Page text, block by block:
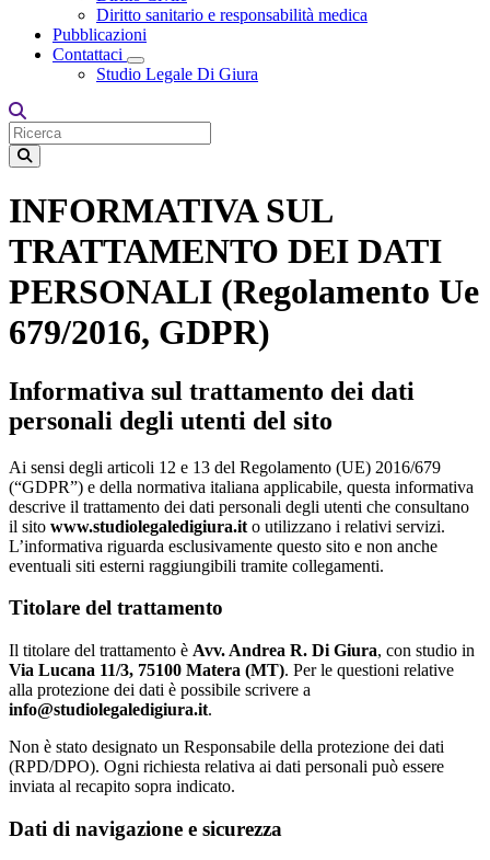
Diritto sanitario e responsabilità medica
Pubblicazioni
Contattaci
Toggle Dropdown
Studio Legale Di Giura
INFORMATIVA SUL
TRATTAMENTO DEI DATI
PERSONALI (Regolamento Ue
679/2016, GDPR)
Informativa sul trattamento dei dati
personali degli utenti del sito
Ai sensi degli articoli 12 e 13 del Regolamento (UE) 2016/679
(“GDPR”) e della normativa italiana applicabile, questa informativa
descrive il trattamento dei dati personali degli utenti che consultano
il sito www.studiolegaledigiura.it o utilizzano i relativi servizi.
L’informativa riguarda esclusivamente questo sito e non anche
eventuali siti esterni raggiungibili tramite collegamenti.
Titolare del trattamento
Il titolare del trattamento è Avv. Andrea R. Di Giura, con studio in
Via Lucana 11/3, 75100 Matera (MT). Per le questioni relative
alla protezione dei dati è possibile scrivere a
info@studiolegaledigiura.it.
Non è stato designato un Responsabile della protezione dei dati
(RPD/DPO). Ogni richiesta relativa ai dati personali può essere
inviata al recapito sopra indicato.
Dati di navigazione e sicurezza